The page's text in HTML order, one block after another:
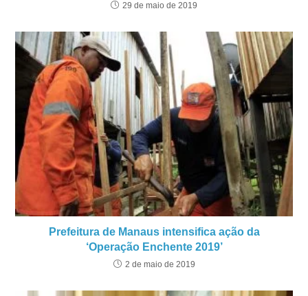
29 de maio de 2019
Prefeitura de Manaus intensifica ação da
‘Operação Enchente 2019’
2 de maio de 2019